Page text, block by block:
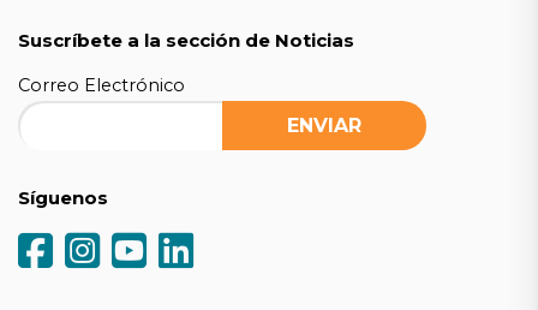
Suscríbete a la sección de Noticias
Correo Electrónico
Síguenos